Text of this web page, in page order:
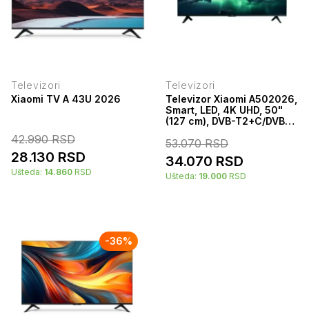
Televizori
Xiaomi TV A 43U 2026
42.990RSD
28.130 RSD
Ušteda: 14.860 RSD
Televizori
Televizor Xiaomi A502026,
Smart, LED, 4K UHD, 50"
(127 cm), DVB-T2+C/DVB-
53.070RSD
34.070 RSD
Ušteda: 19.000 RSD
-36%